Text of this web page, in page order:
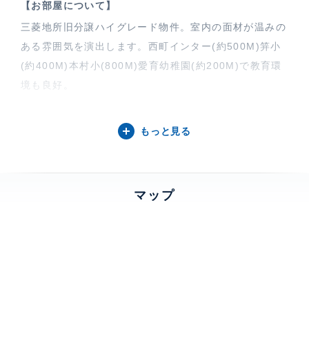
【お部屋について】
三菱地所旧分譲ハイグレード物件。室内の面材が温みの
ある雰囲気を演出します。西町インター(約500M)笄小
(約400M)本村小(800M)愛育幼稚園(約200M)で教育環
境も良好。
【有栖川パークハウスについて】
ス面とボーダータイルによる水平ラインで構成された外
もっと見る
マップ